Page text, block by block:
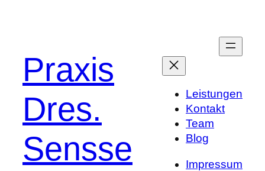
Praxis
Dres.
Sensse
Leistungen
Kontakt
Team
Blog
Impressum